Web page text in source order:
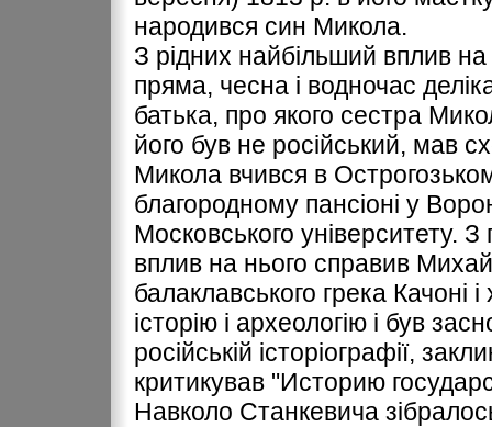
народився син Микола.
З рідних найбільший вплив
пряма, чесна і водночас
батька, про якого сестра
його був не російський, мав
Микола вчився в
благородному пансіоні у
Московського університету.
вплив на нього справив
балаклавського грека Качоні
історію і археологію і був
російській історіографії,
критикував "Историю
Навколо Станкевича